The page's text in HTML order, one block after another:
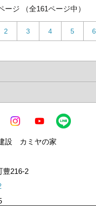
ージ （全161ページ中）
2 3 4 5 6
設 カミヤの家
豊216-2